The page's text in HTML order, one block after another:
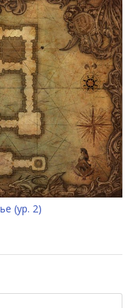
(ур. 2)